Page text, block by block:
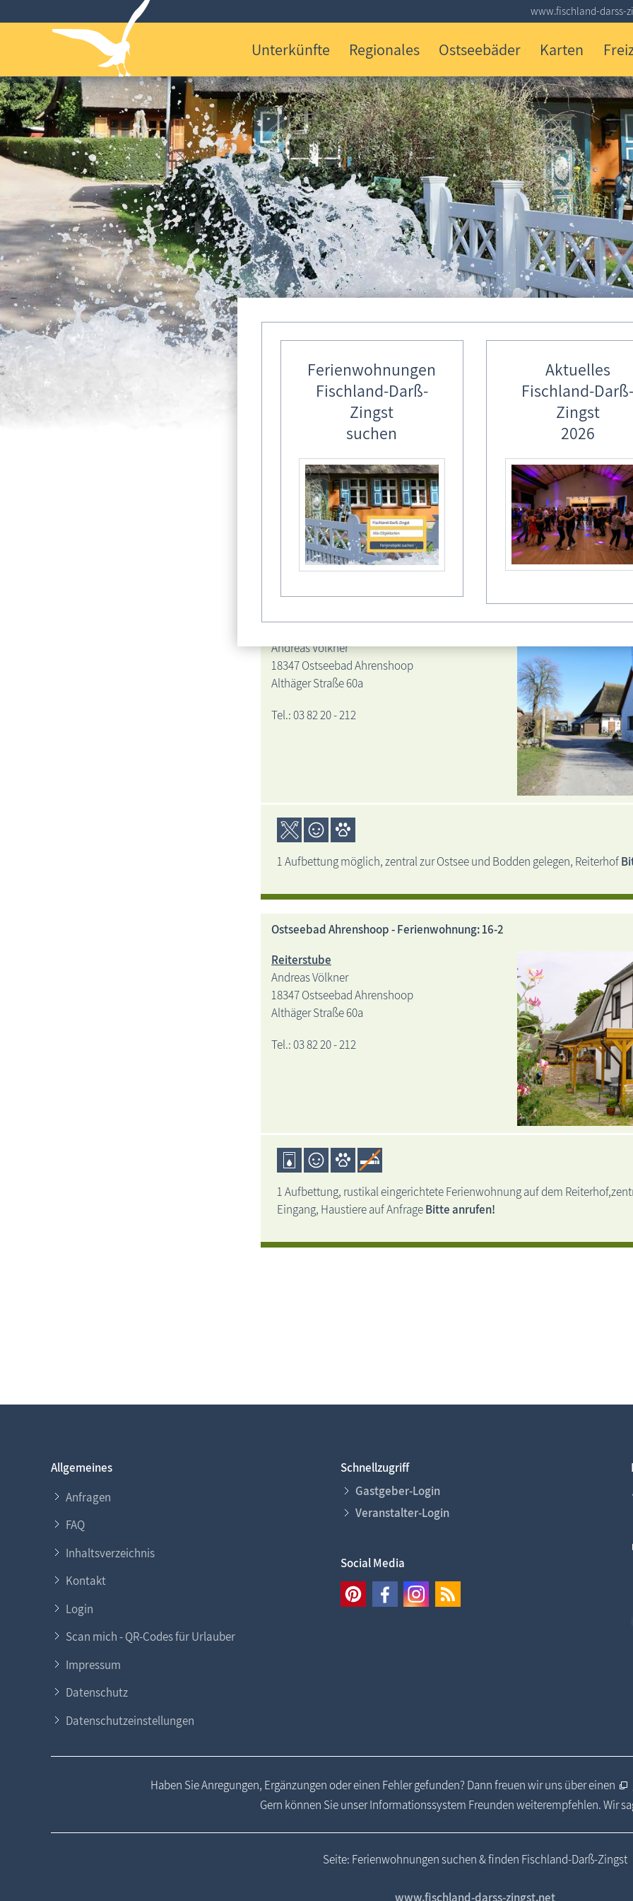
Unterkünfte Regionales Ostseebäder Karten
www.fischland-darss-
Fischland-Darß-Zingst
Alle Ferienobjekte des Gastgebers
Einige Gastgeber verfügen über mehrere Ferienobjekte. Somit besteht die
Familienmitgliedern oder Freunden zu verbringen, indem Sie mehrere
dazu in die Buchungskalender des Gastgebers.
Ostseebad Ahrenshoop - Ferienhaus: 16-1
Andreas Völkner
18347 Ostseebad Ahrenshoop
Althäger Straße 60a
Tel.: 03 82 20 - 212
1 Aufbettung möglich, zentral zur Ostsee und Bodden gelegen, Reiterhof
Ostseebad Ahrenshoop - Ferienwohnung: 16-2
Reiterstube
Andreas Völkner
18347 Ostseebad Ahrenshoop
Althäger Straße 60a
Tel.: 03 82 20 - 212
1 Aufbettung, rustikal eingerichtete Ferienwohnung auf dem
Eingang, Haustiere auf AnfrageBitte anrufen!
Ferienwohnungen
Fischland-Darß-
Zingst
suchen
Aktuelles
Fischland-Darß-
Zingst
2026
Allgemeines
Anfragen
FAQ
Inhaltsverzeichnis
Kontakt
Login
Scan mich - QR-Codes für Urlauber
Impressum
Datenschutz
Datenschutzeinstellungen
Schnellzugriff
Gastgeber-Login
Veranstalter-Login
Social Media
Haben Sie Anregungen, Ergänzungen oder einen Fehler gefunden? Dann freuen wir uns über einen
Gern können Sie unser Informationssystem Freunden weiterempfehlen. Wir
Seite: Ferienwohnungen suchen & finden Fischland-Darß-Zingst
www.fischland-darss-zingst.net